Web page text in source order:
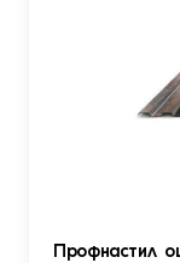
Профнастил